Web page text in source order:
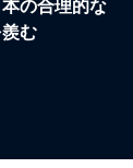
の合理的な
む